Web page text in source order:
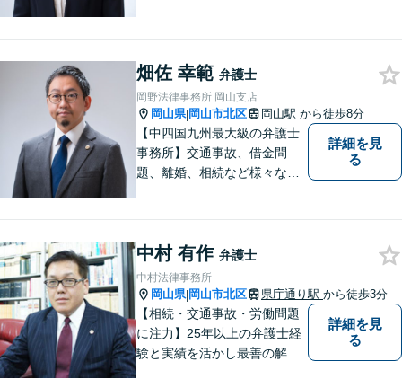
い！
畑佐 幸範 弁護士
岡野法律事務所 岡山支店
岡山県|岡山市北区 岡山駅 から徒歩8分
【中四国九州最大級の弁護士
事務所】交通事故、借金問
題、離婚、相続など様々な問
い！
詳細を見
る
中村 有作 弁護士
中村法律事務所
岡山県|岡山市北区 県庁通り駅 から徒歩3分
【相続・交通事故・労働問題
に注力】25年以上の弁護士経
験と実績を活かし最善の解決
詳細を見
る